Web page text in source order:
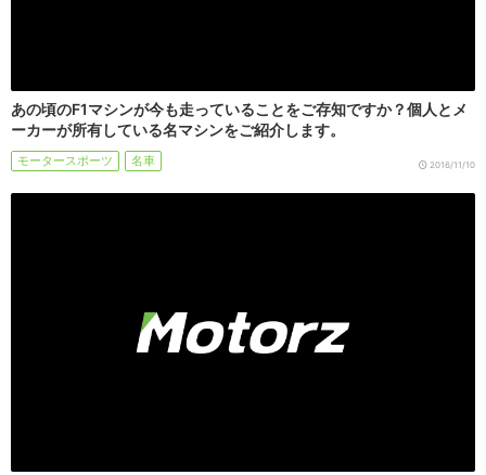
あの頃のF1マシンが今も走っていることをご存知ですか？個人とメ
ーカーが所有している名マシンをご紹介します。
モータースポーツ 名車 2016/11/10